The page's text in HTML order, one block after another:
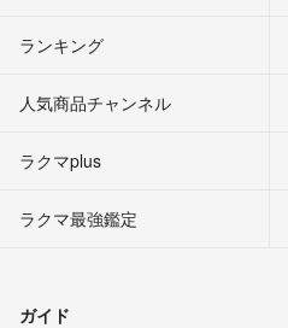
ランキング
人気商品チャンネル
ラクマplus
ラクマ最強鑑定
ガイド